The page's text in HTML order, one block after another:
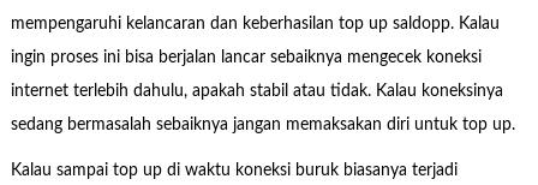
mempengaruhi kelancaran dan keberhasilan top up saldopp. Kalau
ingin proses ini bisa berjalan lancar sebaiknya mengecek koneksi
internet terlebih dahulu, apakah stabil atau tidak. Kalau koneksinya
sedang bermasalah sebaiknya jangan memaksakan diri untuk top up.
Kalau sampai top up di waktu koneksi buruk biasanya terjadi